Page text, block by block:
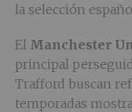
la selección
El Manchester
principal
Trafford buscan
temporadas